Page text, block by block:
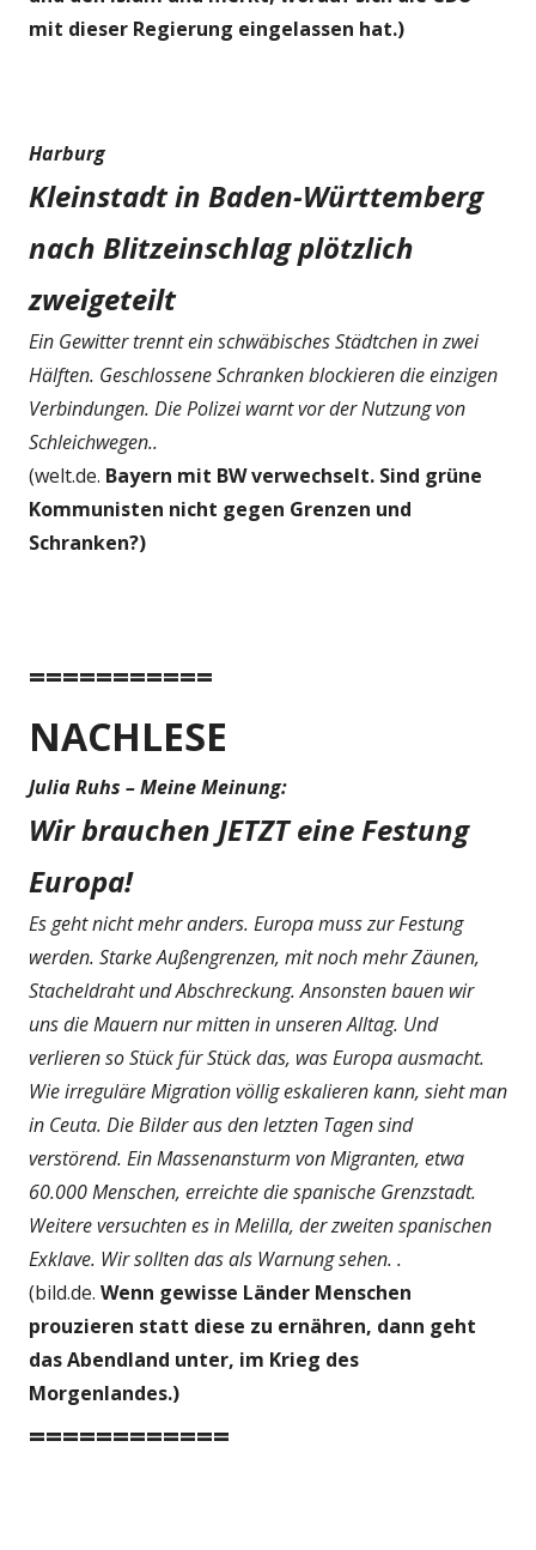
mit dieser Regierung eingelassen hat.)
Harburg
Kleinstadt in Baden-Württemberg
nach Blitzeinschlag plötzlich
zweigeteilt
Ein Gewitter trennt ein schwäbisches Städtchen in zwei
Hälften. Geschlossene Schranken blockieren die einzigen
Verbindungen. Die Polizei warnt vor der Nutzung von
Schleichwegen..
(welt.de. Bayern mit BW verwechselt. Sind grüne
Kommunisten nicht gegen Grenzen und
Schranken?)
===========
NACHLESE
Julia Ruhs – Meine Meinung:
Wir brauchen JETZT eine Festung
Europa!
Es geht nicht mehr anders. Europa muss zur Festung
werden. Starke Außengrenzen, mit noch mehr Zäunen,
Stacheldraht und Abschreckung. Ansonsten bauen wir
uns die Mauern nur mitten in unseren Alltag. Und
verlieren so Stück für Stück das, was Europa ausmacht.
Wie irreguläre Migration völlig eskalieren kann, sieht man
in Ceuta. Die Bilder aus den letzten Tagen sind
verstörend. Ein Massenansturm von Migranten, etwa
60.000 Menschen, erreichte die spanische Grenzstadt.
Weitere versuchten es in Melilla, der zweiten spanischen
Exklave. Wir sollten das als Warnung sehen. .
(bild.de. Wenn gewisse Länder Menschen
prouzieren statt diese zu ernähren, dann geht
das Abendland unter, im Krieg des
Morgenlandes.)
============